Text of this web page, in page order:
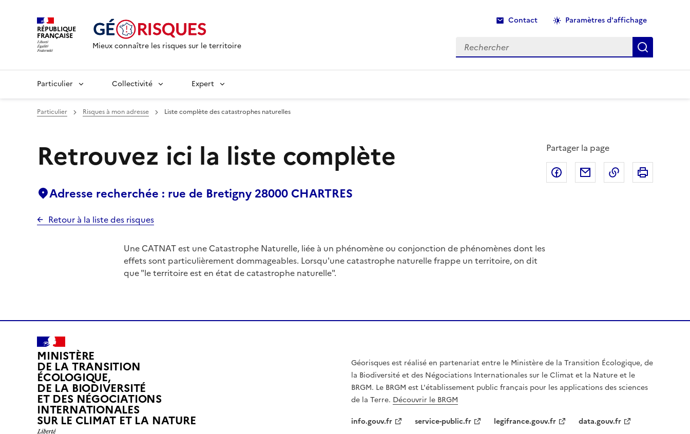
RÉPUBLIQUE
FRANÇAISE
Mieux connaître les risques sur le territoire
Contact Paramètres d'affichage
Rechercher Recherche
Particulier Collectivité Expert
Particulier Risques à mon adresse Liste complète des catastrophes naturelles
Retrouvez ici la liste complète
Adresse recherchée : rue de Bretigny 28000 CHARTRES
Retour à la liste des risques
Partager la page
Partager sur Facebook
Partager par email
Copier dans le
Une CATNAT est une Catastrophe Naturelle, liée à un phénomène ou conjonction de phénomènes dont les
effets sont particulièrement dommageables. Lorsqu'une catastrophe naturelle frappe un territoire, on dit
que "le territoire est en état de catastrophe naturelle".
MINISTÈRE
DE LA TRANSITION
ÉCOLOGIQUE,
DE LA BIODIVERSITÉ
ET DES NÉGOCIATIONS
INTERNATIONALES
SUR LE CLIMAT ET LA NATUREL
Géorisques est réalisé en partenariat entre le Ministère de la Transition Écologique, de
la Biodiversité et des Négociations Internationales sur le Climat et la Nature et le
BRGM. Le BRGM est L'établissement public français pour les applications des sciences
de la Terre. Découvrir le BRGM
info.gouv.fr
service-public.fr legifrance.gouv.fr data.gouv.fr